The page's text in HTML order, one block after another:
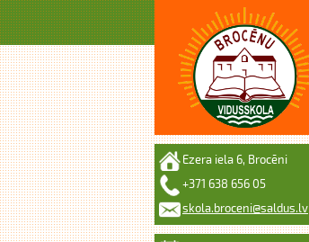
Ezera iela 6, Brocēni
+371 638 656 05
skola.broceni@saldus.lv